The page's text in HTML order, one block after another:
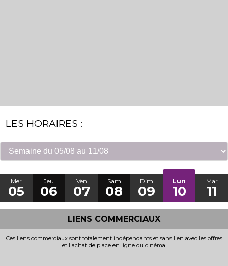
LES HORAIRES :
Mer
05
Jeu
06
Ven
07
Sam
08
Dim
09
Lun
10
Mar
11
LIENS COMMERCIAUX
Ces liens commerciaux sont totalement indépendants et sans lien avec les offres
et l'achat de place en ligne du cinéma.